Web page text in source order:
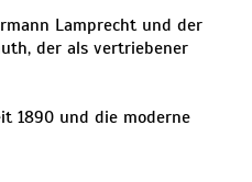
Lamprecht und der
der als vertriebener
1890 und die moderne